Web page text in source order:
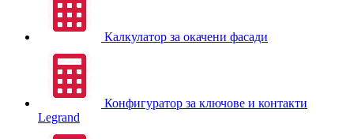
Калкулатор за окачени фасади
Конфигуратор за ключове и контакти
Legrand